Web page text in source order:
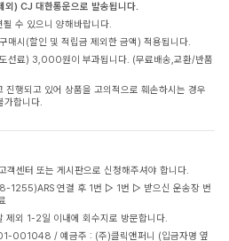
외) CJ 대한통운으로 발송됩니다.
수 있으니 양해바랍니다.
매시(할인 및 적립금 제외한 금액) 적용됩니다.
선료) 3,000원이 부과됩니다. (무료배송,교환/반품
행되고 있어 상품을 고의적으로 훼손하시는 경우
가합니다.
객센터 또는 게시판으로 신청해주셔야 합니다.
1255)ARS 연결 후 1번 ▷ 1번 ▷ 받으신 운송장 번
제외 1-2일 이내에 회수지로 방문합니다.
001048 / 예금주 : (주)클릭앤퍼니 (입금자명 옆